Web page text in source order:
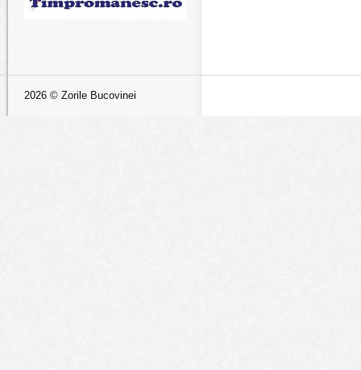
2026 © Zorile Bucovinei